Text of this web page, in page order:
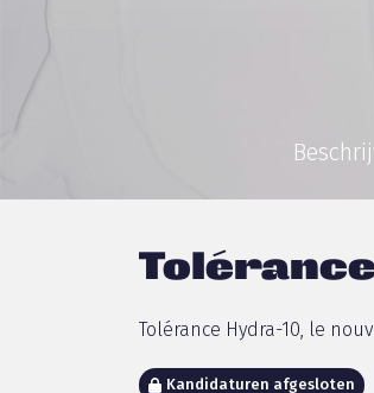
Tolérance Hydra-10, le
Kandidaturen afgesloten